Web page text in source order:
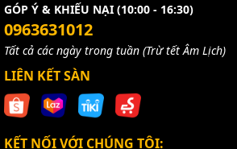
long duration, distance, cm;
pinMode(pingPin, OUTPUT);
digitalWrite(pingPin, LOW);
delayMicroseconds(2);
digitalWrite(pingPin, HIGH);
delayMicroseconds(10);
digitalWrite(pingPin, LOW);
duration = pulseIn(echoPin, HIGH);
GÓP Ý & KHIẾU NẠI (10:00 - 16:30)
0963631012
Tất cả các ngày trong tuần (Trừ tết Âm Lịch)
LIÊN KẾT SÀN
KẾT NỐI VỚI CHÚNG TÔI: